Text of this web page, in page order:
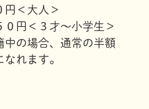
＜大人＞
円＜３才～小学生＞
の場合、通常の半額
れます。